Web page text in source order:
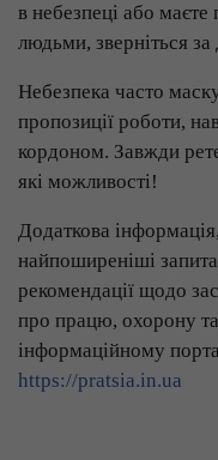
в небезпеці або маєте
людьми, зверніться
Небезпека часто
пропозиції роботи,
кордоном. Завжди
які можливості!
Додаткова
найпоширеніші
рекомендації щодо
про працю, охорону та
інформаційному
https://pratsia.in.ua